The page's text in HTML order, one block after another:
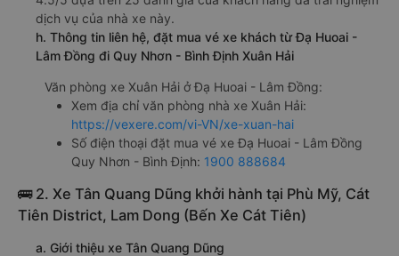
dịch vụ của nhà xe này.
h. Thông tin liên hệ, đặt mua vé xe khách từ Đạ Huoai -
Lâm Đồng đi Quy Nhơn - Bình Định Xuân Hải
Văn phòng xe Xuân Hải ở Đạ Huoai - Lâm Đồng:
Xem địa chỉ văn phòng nhà xe Xuân Hải:
https://vexere.com/vi-VN/xe-xuan-hai
Số điện thoại đặt mua vé xe Đạ Huoai - Lâm Đồng
Quy Nhơn - Bình Định: 1900 888684
🚌 2. Xe Tân Quang Dũng khởi hành tại Phù Mỹ, Cát
Tiên District, Lam Dong (Bến Xe Cát Tiên)
a. Giới thiệu xe Tân Quang Dũng